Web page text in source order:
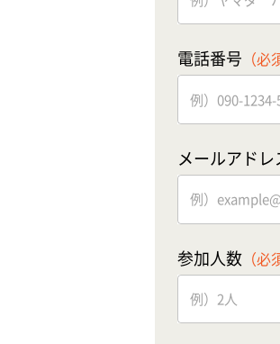
電話番号 （必
メールアドレ
参加人数 （必